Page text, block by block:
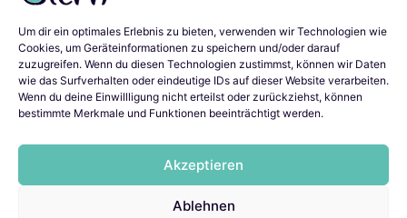
Um dir ein optimales Erlebnis zu bieten, verwenden wir Technologien wie
Cookies, um Geräteinformationen zu speichern und/oder darauf
zuzugreifen. Wenn du diesen Technologien zustimmst, können wir Daten
wie das Surfverhalten oder eindeutige IDs auf dieser Website verarbeiten.
Wenn du deine Einwillligung nicht erteilst oder zurückziehst, können
bestimmte Merkmale und Funktionen beeinträchtigt werden.
Akzeptieren
Ablehnen
Links
Impressum
Datenschutzerklärung
Cookie-Richtlinie (EU)
Ladyscript.ninja